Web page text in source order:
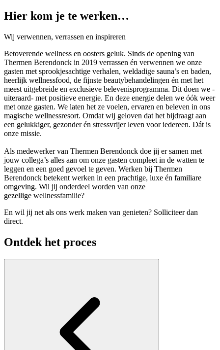
Hier kom je te werken…
Wij verwennen, verrassen en inspireren
Betoverende wellness en oosters geluk. Sinds de opening van
Thermen Berendonck in 2019 verrassen én verwennen we onze
gasten met sprookjesachtige verhalen, weldadige sauna’s en baden,
heerlijk wellnessfood, de fijnste beautybehandelingen én met het
meest uitgebreide en exclusieve belevenisprogramma. Dit doen we -
uiteraard- met positieve energie. En deze energie delen we óók weer
met onze gasten. We laten het ze voelen, ervaren en beleven in ons
magische wellnessresort. Omdat wij geloven dat het bijdraagt aan
een gelukkiger, gezonder én stressvrijer leven voor iedereen. Dát is
onze missie.
Als medewerker van Thermen Berendonck doe jij er samen met
jouw collega’s alles aan om onze gasten compleet in de watten te
leggen en een goed gevoel te geven. Werken bij Thermen
Berendonck betekent werken in een prachtige, luxe én familiare
omgeving. Wil jij onderdeel worden van onze
gezellige wellnessfamilie?
En wil jij net als ons werk maken van genieten? Solliciteer dan
direct.
Ontdek het proces